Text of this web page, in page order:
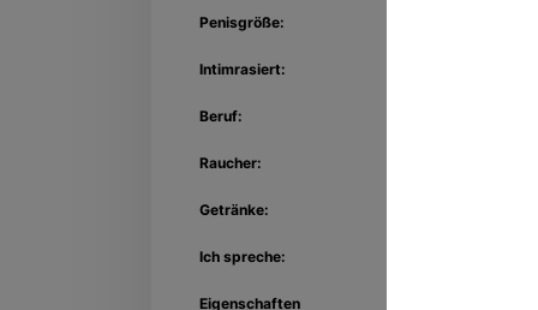
Penisgröße:
Intimrasiert:
Beruf:
Raucher:
Getränke:
Ich spreche:
Eigenschaften